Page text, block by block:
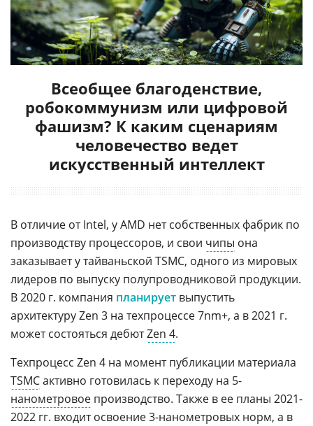
Всеобщее благоденствие,
робокоммунизм или цифровой
фашизм? К каким сценариям
человечество ведет
искусственный интеллект
В отличие от Intel, у AMD нет собственных фабрик по
производству процессоров, и свои чипы она
заказывает у тайваньской TSMC, одного из мировых
лидеров по выпуску полупроводниковой продукции.
В 2020 г. компания планирует выпустить
архитектуру Zen 3 на техпроцессе 7nm+, а в 2021 г.
может состояться дебютZen 4.
Техпроцесс Zen 4 на момент публикации материала
TSMCактивно готовилась к переходу на 5-
нанометровое производство. Также в ее планы 2021-
2022 гг. входит освоение 3-нанометровых норм, а в